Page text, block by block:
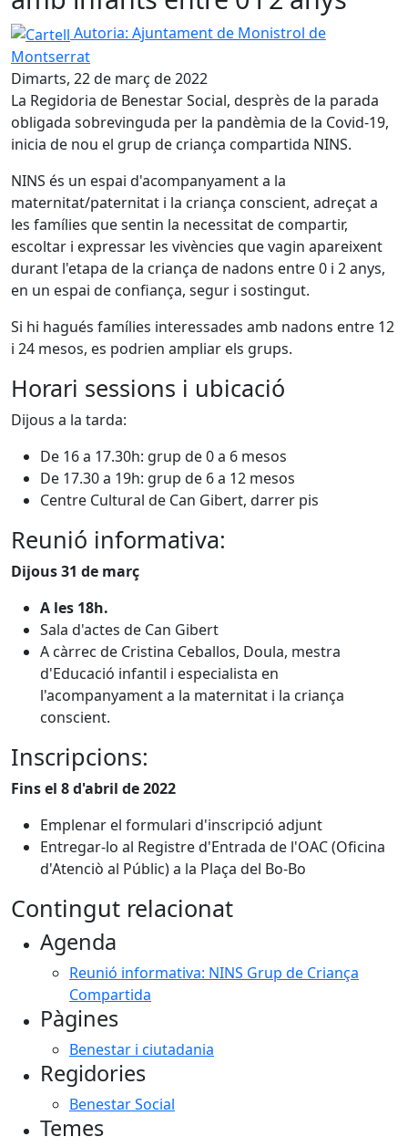
Cartell
Autoria: Ajuntament de Monistrol de
Montserrat
Dimarts, 22 de març de 2022
La Regidoria de Benestar Social, desprès de la parada
obligada sobrevinguda per la pandèmia de la Covid-19,
inicia de nou el grup de criança compartida NINS.
NINS és un espai d'acompanyament a la
maternitat/paternitat i la criança conscient, adreçat a
les famílies que sentin la necessitat de compartir,
escoltar i expressar les vivències que vagin apareixent
durant l'etapa de la criança de nadons entre 0 i 2 anys,
en un espai de confiança, segur i sostingut.
Si hi hagués famílies interessades amb nadons entre 12
i 24 mesos, es podrien ampliar els grups.
Horari sessions i ubicació
Dijous a la tarda:
De 16 a 17.30h: grup de 0 a 6 mesos
De 17.30 a 19h: grup de 6 a 12 mesos
Centre Cultural de Can Gibert, darrer pis
Reunió informativa:
Dijous 31 de març
A les 18h.
Sala d'actes de Can Gibert
A càrrec de Cristina Ceballos, Doula, mestra
d'Educació infantil i especialista en
l'acompanyament a la maternitat i la criança
conscient.
Inscripcions:
Fins el 8 d'abril de 2022
Emplenar el formulari d'inscripció adjunt
Entregar-lo al Registre d'Entrada de l'OAC (Oficina
d'Atenciò al Públic) a la Plaça del Bo-Bo
Contingut relacionat
Agenda
Reunió informativa: NINS Grup de Criança
Compartida
Pàgines
Benestar i ciutadania
Regidories
Benestar Social
Temes